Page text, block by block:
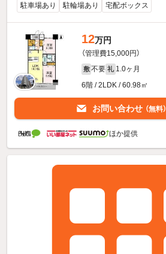
駐車場あり 駐輪場あり 宅配ボックス
12万円
（管理費15,000円）
敷 不要 礼 1.0ヶ月
6階 / 2LDK / 60.98㎡
お問い合わせ （無料）
ほか提供